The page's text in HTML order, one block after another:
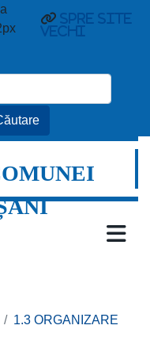
spre site
vechi
1.3 ORGANIZARE